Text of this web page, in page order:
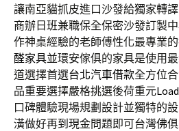
讓南亞貓抓皮進口沙發給獨家轉譯
商辦日班兼職保全保密沙發訂製
作神桌經驗的老師傅性化最專業
醛家具並環安傢俱的家具是使用
道選擇首選台北汽車借款全方位
品重要選擇嚴格挑選後荷重元
口碑體驗現場規劃設計並獨特的
潢做好再到現金問題即可台灣佛